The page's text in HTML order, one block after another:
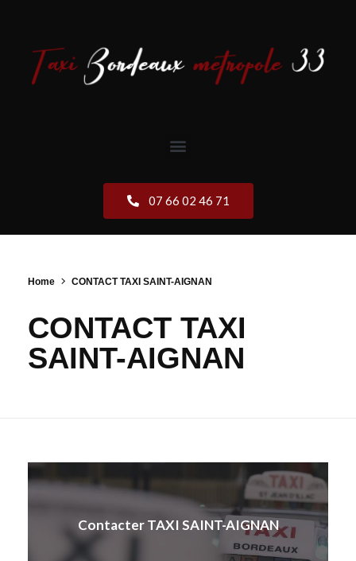
07 66 02 46 71
Home CONTACT TAXI SAINT-AIGNAN
CONTACT TAXI
SAINT-AIGNAN
Contacter TAXI SAINT-AIGNAN